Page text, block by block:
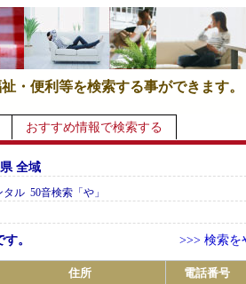
・便利等を検索する事ができます。
おすすめ情報で検索する
全域
タル 50音検索「や」
。 >>> 検索を
住所 電話番号